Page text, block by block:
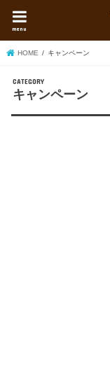
menu
HOME キャンペーン
キャンペーン